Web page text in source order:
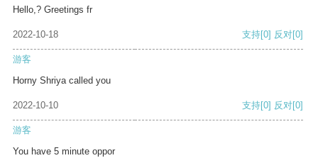
Hello,? Greetings fr
2022-10-18 支持[0] 反对[0]
游客
Horny Shriya called you
2022-10-10 支持[0] 反对[0]
游客
You have 5 minute oppor